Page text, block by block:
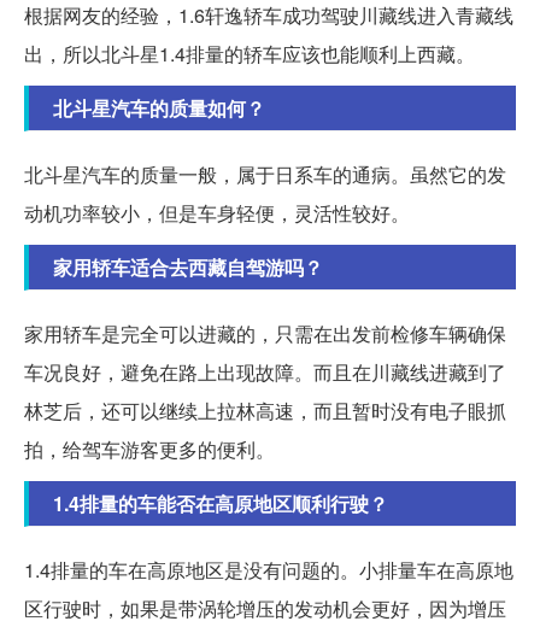
根据网友的经验，1.6轩逸轿车成功驾驶川藏线进入青藏线
出，所以北斗星1.4排量的轿车应该也能顺利上西藏。
北斗星汽车的质量如何？
北斗星汽车的质量一般，属于日系车的通病。虽然它的发
动机功率较小，但是车身轻便，灵活性较好。
家用轿车适合去西藏自驾游吗？
家用轿车是完全可以进藏的，只需在出发前检修车辆确保
车况良好，避免在路上出现故障。而且在川藏线进藏到了
林芝后，还可以继续上拉林高速，而且暂时没有电子眼抓
拍，给驾车游客更多的便利。
1.4排量的车能否在高原地区顺利行驶？
1.4排量的车在高原地区是没有问题的。小排量车在高原地
区行驶时，如果是带涡轮增压的发动机会更好，因为增压